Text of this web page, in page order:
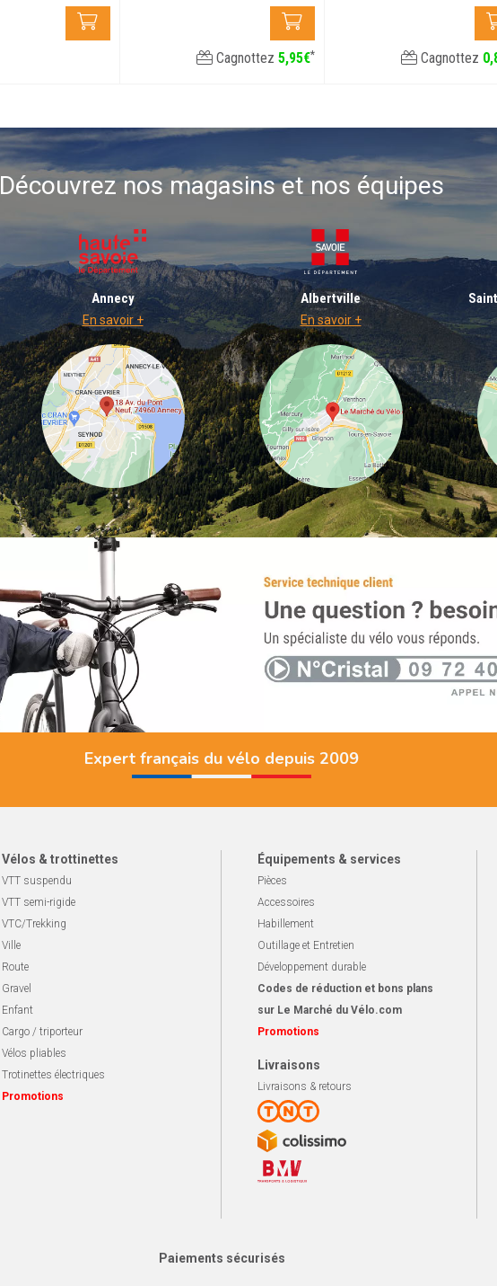
Cagnottez 5,95€* Cagnottez 0,
Découvrez nos magasins et nos équipes
Annecy
En savoir +
Albertville
En savoir +
Expert français du vélo depuis 2009
Vélos & trottinettes
VTT suspendu
VTT semi-rigide
VTC/Trekking
Ville
Route
Gravel
Enfant
Cargo / triporteur
Vélos pliables
Trotinettes électriques
Promotions
Équipements & services
Pièces
Accessoires
Habillement
Outillage et Entretien
Développement durable
Codes de réduction et bons plans
sur Le Marché du Vélo.com
Promotions
Livraisons
Livraisons & retours
Paiements sécurisés